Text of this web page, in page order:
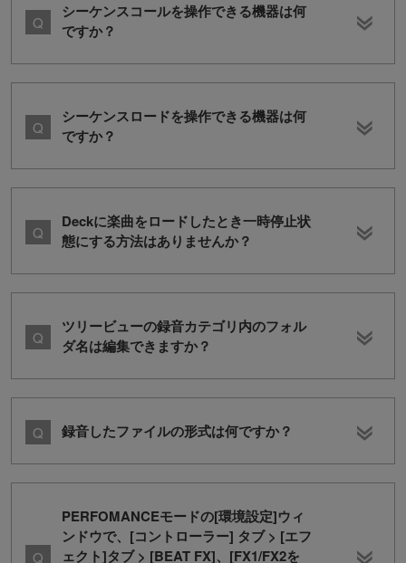
シーケンスコールを操作できる機器は何
ですか？
シーケンスロードを操作できる機器は何
ですか？
Deckに楽曲をロードしたとき一時停止状
態にする方法はありませんか？
ツリービューの録音カテゴリ内のフォル
ダ名は編集できますか？
録音したファイルの形式は何ですか？
PERFOMANCEモードの[環境設定]ウィ
ンドウで、[コントローラー] タブ > [エフ
ェクト]タブ > [BEAT FX]、[FX1/FX2を